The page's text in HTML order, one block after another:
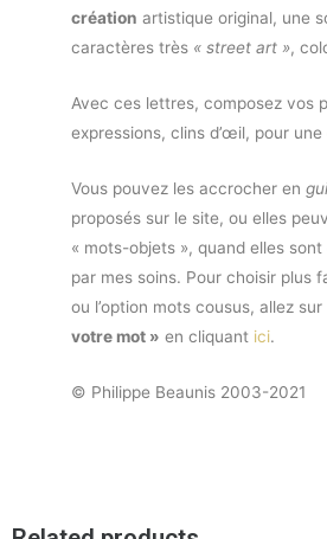
création artistique original, une
caractères très « street art »,
Avec ces lettres, composez vos
expressions, clins d’œil, pour une
Vous pouvez les accrocher en
proposés sur le site, ou elles
« mots-objets », quand elles
par mes soins. Pour choisir plus
ou l’option mots cousus, allez sur
votre mot » en cliquant ici.
© Philippe Beaunis 2003-2021